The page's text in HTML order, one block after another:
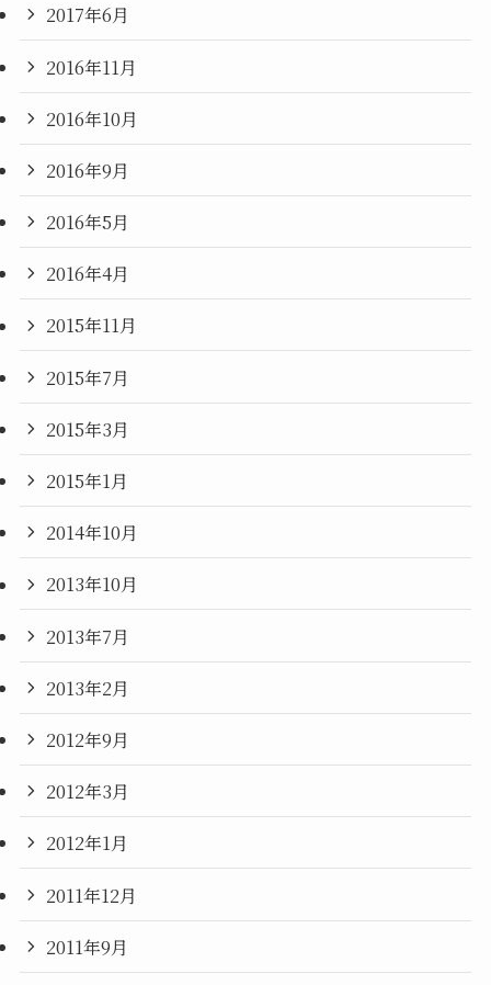
2017年6月
2016年11月
2016年10月
2016年9月
2016年5月
2016年4月
2015年11月
2015年7月
2015年3月
2015年1月
2014年10月
2013年10月
2013年7月
2013年2月
2012年9月
2012年3月
2012年1月
2011年12月
2011年9月